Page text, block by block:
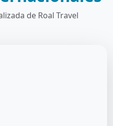
de Roal Travel